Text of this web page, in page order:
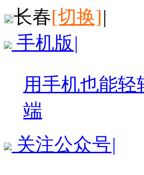
长春[切换]|
手机版 |
用手机也能
端
关注公众号|